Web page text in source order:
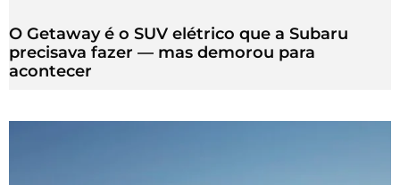
O Getaway é o SUV elétrico que a Subaru
precisava fazer — mas demorou para
acontecer